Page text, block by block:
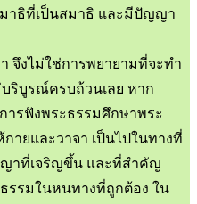
าธิที่เป็นสมาธิ และมีปัญญา
งไม่ใช่การพยายามที่จะทำ
ริบูรณ์ครบถ้วนเลย หาก
ารฟังพระธรรมศึกษาพระ
ยและวาจา เป็นไปในทางที่
าที่เจริญขึ้น และที่สำคัญ
รรมในหนทางที่ถูกต้อง ใน